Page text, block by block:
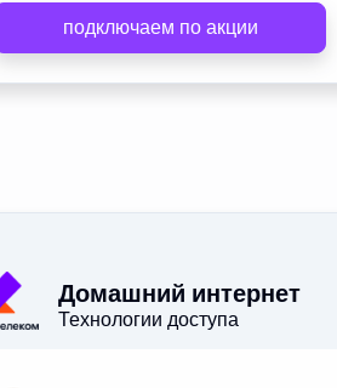
подключаем по акции
Домашний интернет
Технологии доступа